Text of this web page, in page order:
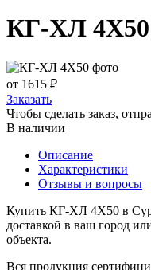
КГ-ХЛ 4X50
от 1615 ₽
Заказать
Чтобы сделать заказ,
В наличии
Описание
Характеристики
Отзывы и вопросы
Купить КГ-ХЛ 4X50 в
доставкой в ваш город
объекта.
Вся продукция